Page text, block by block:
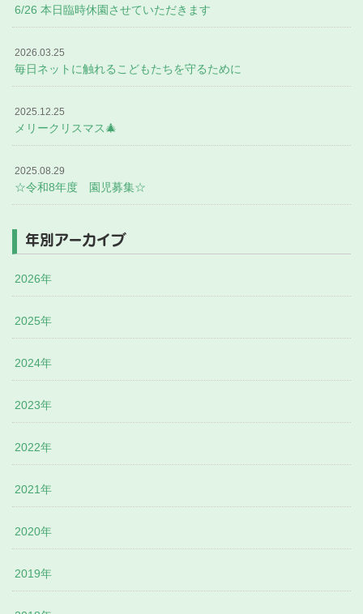
6/26 本日臨時休園させていただきます
2026.03.25
毎日ネットに触れるこどもたちを守るために
2025.12.25
メリークリスマス🎄
2025.08.29
☆令和8年度 園児募集☆
年別アーカイブ
2026年
2025年
2024年
2023年
2022年
2021年
2020年
2019年